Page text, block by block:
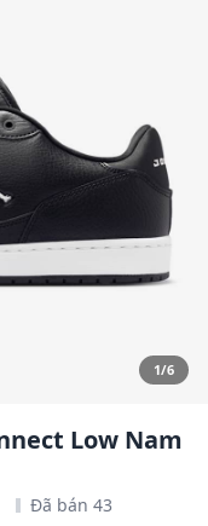
1/6
Low Nam
Đã bán 43